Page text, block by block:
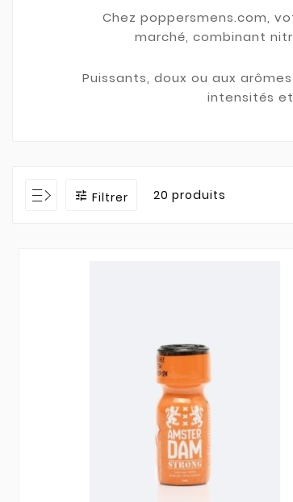
Chez poppersmens.com,
marché, combinant
Puissants, doux ou aux
intensités
 Filtrer 20 produits
… (SVG inchangé)